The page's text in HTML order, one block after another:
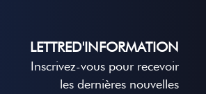
LETTRED'INFORMATION
Inscrivez-vous pour recevoir
les dernières nouvelles